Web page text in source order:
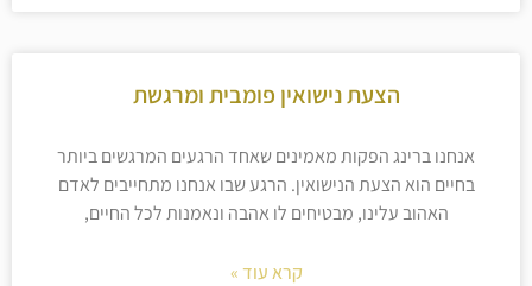
הצעת נישואין פומבית ומרגשת
אנחנו ברינג הפקות מאמינים שאחד הרגעים המרגשים ביותר
בחיים הוא הצעת הנישואין. הרגע שבו אנחנו מתחייבים לאדם
האהוב עלינו, מבטיחים לו אהבה ונאמנות לכל החיים,
קרא עוד »